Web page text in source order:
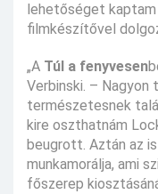
lehetőséget
filmkészítővel
„A Túl a fenyvesen
Verbinski. –
természetesnek
kire oszthatnám
beugrott. Aztán az
munkamorálja, ami
főszerep